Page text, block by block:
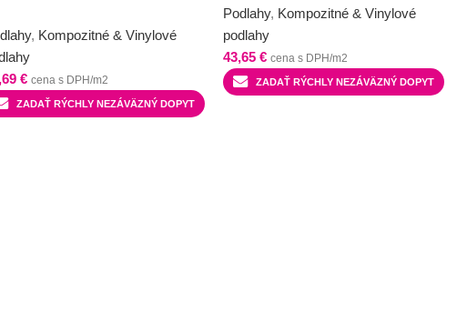
, Kompozitné & Vinylové
€ cena s DPH/m2
ZADAŤ RÝCHLY NEZÁVÄZNÝ DOPYT
Podlahy, Kompozitné & Vinylové
podlahy
43,65€ cena s DPH/m2
ZADAŤ RÝCHLY NEZÁVÄZNÝ DOPYT